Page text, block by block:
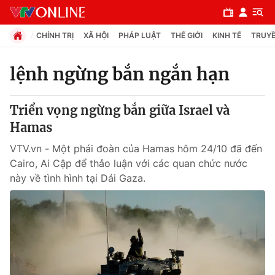
Chuyên mục
Chính trị
Xã hội
Pháp luật
Thế giới
CHÍNH TRỊ XÃ HỘI PHÁP LUẬT THẾ GIỚI KINH TẾ
lệnh ngừng bắn ngắn hạn
Triển vọng ngừng bắn giữa Israel và
Hamas
VTV.vn - Một phái đoàn của Hamas hôm 24/10 đã đến
Cairo, Ai Cập để thảo luận với các quan chức nước
này về tình hình tại Dải Gaza.